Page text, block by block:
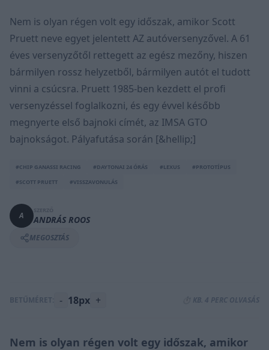
Nem is olyan régen volt egy időszak, amikor Scott
Pruett neve egyet jelentett AZ autóversenyzővel. A 61
éves versenyzőtől rettegett az egész mezőny, hiszen
bármilyen rossz helyzetből, bármilyen autót el tudott
vinni a csúcsra. Pruett 1985-ben kezdett el profi
versenyzéssel foglalkozni, és egy évvel később
megnyerte első bajnoki címét, az IMSA GTO
bajnokságot. Pályafutása során [&hellip;]
#CHIP GANASSI RACING #DAYTONAI 24 ÓRÁS #LEXUS
#PROTOTÍPUS
#SCOTT PRUETT
#VISSZAVONULÁS
A ANDRÁS ROOS
MEGOSZTÁS
BETŰMÉRET: - 18px + ⏱️ KB. 4 PERC OLVASÁS
Nem is olyan régen volt egy időszak, amikor